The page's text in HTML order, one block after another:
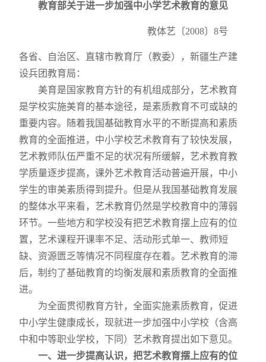
教育部关于进一步加强中小学艺术教育的意见
教体艺〔2008〕 8号
各省、自治区、直辖市教育厅（教委），新疆生产建
设兵团教育局：
美育是国家教育方针的有机组成部分，艺术教育
是学校实施美育的基本途径，是素质教育不可或缺的
重要内容。随着我国基础教育水平的不断提高和素质
教育的全面推进，中小学校艺术教育有了较快发展，
艺术教师队伍严重不足的状况有所缓解，艺术教育教
学质量逐步提高，课外艺术教育活动普遍开展，中小
学生的审美素质得到提升。但是从我国基础教育发展
的整体水平来看，艺术教育仍然是学校教育中的薄弱
环节。一些地方和学校没有把艺术教育摆上应有的位
置，艺术课程开课率不足、活动形式单一、教师短
缺、资源匮乏等情况不同程度存在着。艺术教育的滞
后，制约了基础教育的均衡发展和素质教育的全面推
进。
为全面贯彻教育方针，全面实施素质教育，促进
中小学生健康成长，现就进一步加强中小学校（含高
中和中等职业学校，下同）艺术教育提出如下意见。
一、进一步提高认识，把艺术教育摆上应有的位